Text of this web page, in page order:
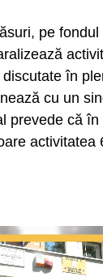
pe
în
cu un
prevede că
activitatea